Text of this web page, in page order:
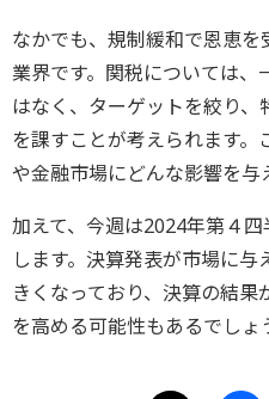
なかでも、規制緩和で恩恵
業界です。関税については
はなく、ターゲットを絞り
を課すことが考えられます
や金融市場にどんな影響を与
加えて、今週は2024年第４
します。決算発表が市場に
きくなっており、決算の結果
を高める可能性もあるでしょ